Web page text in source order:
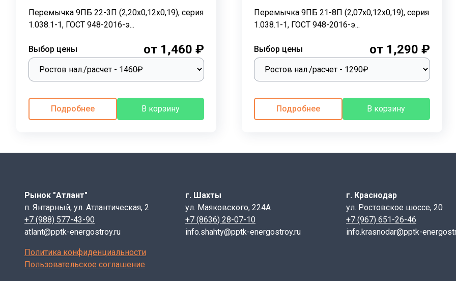
3 –порядковый номер поперечного сечения бруска;
- 16 — длина изделия в дециметрах;
-37 — расчётная нагрузка в кН/м.
Дополнительные индексы:
- Цифра перед ПБ — порядковый номер поперечного сечения;
Прочность перемычек зависит от качества используемых материалов и технологии производства. Изделия
(М200) по прочности на сжатие. Такой бетон обладает достаточной прочностью, устойчивостью к
эксплуатационные характеристики, в бетонную смесь добавляют специальные присадки, повышающие
Морозостойкость бетона составляет не менее F100, что позволяет использовать перемычки при температуре
до W8, что обеспечивает устойчивость к коррозии и воздействию химических факторов.
Перемычка 9ПБ 22-3П (2,20х0,12х0,19), серия
1.038.1-1, ГОСТ 948-2016-э...
Выбор цены от 1,460 ₽
Подробнее В корзину
Перемычка 9ПБ 21-8П (2,07х0,12х0,19), серия
1.038.1-1, ГОСТ 948-2016-э...
Выбор цены от 1,290 ₽
Подробнее В корзину
Рынок "Атлант"
п. Янтарный, ул. Атлантическая, 2
+7 (988) 577-43-90
atlant@pptk-energostroy.ru
г. Шахты
ул. Маяковского, 224А
+7 (8636) 28-07-10
info.shahty@pptk-energostroy.ru
г. Краснодар
ул. Ростовское шоссе, 20
+7 (967) 651-26-46
info.krasnodar@pptk-
Политика конфиденциальности
Пользовательское соглашение